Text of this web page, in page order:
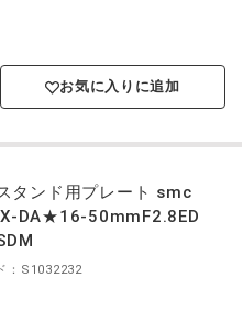
お気に入りに追加
タンド用プレート smc
DA★16-50mmF2.8ED
：S1032232